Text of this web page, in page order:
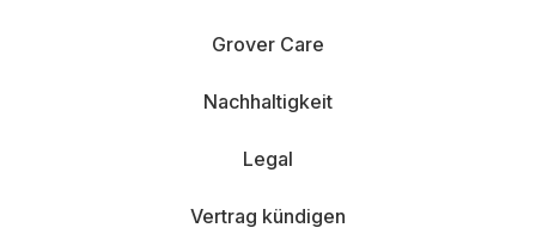
Grover Care
Nachhaltigkeit
Legal
Vertrag kündigen